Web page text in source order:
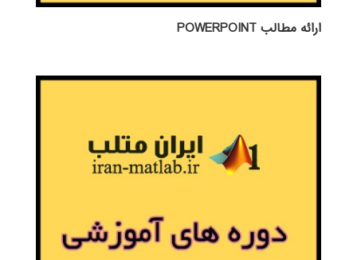
ارائه مطالب POWERPOINT